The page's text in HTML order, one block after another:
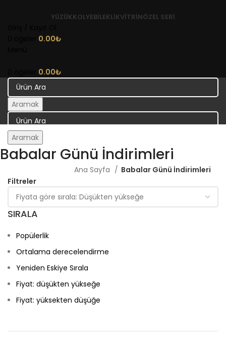
YÜZÜKKOLYEBILEKLIKVITRINÖZEL SERI
0.00₺
0.00₺
Aramak
Aramak
Babalar Günü İndirimleri
Ana Sayfa
Babalar Günü İndirimleri
Filtreler
SIRALA
Popülerlik
Ortalama derecelendirme
Yeniden Eskiye Sırala
Fiyat: düşükten yükseğe
Fiyat: yüksekten düşüğe